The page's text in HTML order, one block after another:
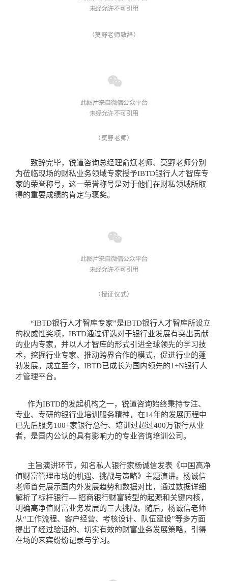
（莫野老师致辞）
（莫野老师）
致辞完毕，锐道咨询总经理俞斌老师、莫野老师分别
为莅临现场的财私业务领域专家授予IBTD银行人才智库专
家的荣誉称号，这一荣誉称号是对于他们在财私领域所取
得的重要成绩的肯定与褒奖。
（授证仪式）
“IBTD银行人才智库专家”是IBTD银行人才智库所设立
的权威性奖项，IBTD通过评选对于银行业发展有突出贡献
的业内专家，并以人才智库的形式引进全球领先的学习技
术，挖掘行业专家、推动跨界合作的模式，促进行业的蓬
勃发展。成立至今，IBTD已成长为国内领先的1+N银行人
才管理平台。
作为IBTD的发起机构之一，锐道咨询始终秉持专注、
专业、专研的银行业培训服务精神，在14年的发展历程中
已先后服务100+家银行总行、培训过超过400万银行从业
者，是国内公认的具有影响力的专业咨询培训公司。
主旨演讲环节，知名私人银行家杨诚信发表《中国高净
值财富管理市场的机遇、挑战与策略》主题演讲。杨诚信
老师首先展示国内外发展趋势和数据对比，通过数据详细
解析了标杆银行— 招商银行财富转型的起源和关键内核，
明确高净值财富业务发展的三大挑战。随后，杨诚信老师
从“工作流程、客户经营、考核设计、队伍建设”等多方面
提出了经过验证的、切实有效的财富业务发展策略，引得
在场的来宾纷纷记录与学习。